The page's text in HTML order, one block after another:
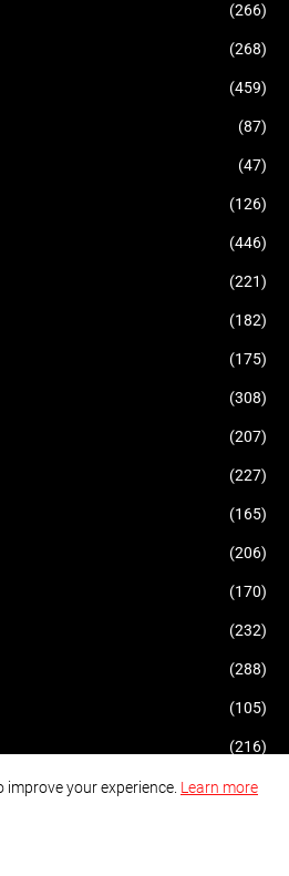
(266)
(268)
(459)
(87)
(47)
(126)
(446)
(221)
(182)
(175)
(308)
(207)
(227)
(165)
(206)
(170)
(232)
(288)
(105)
(216)
(224)
your experience. Learn more